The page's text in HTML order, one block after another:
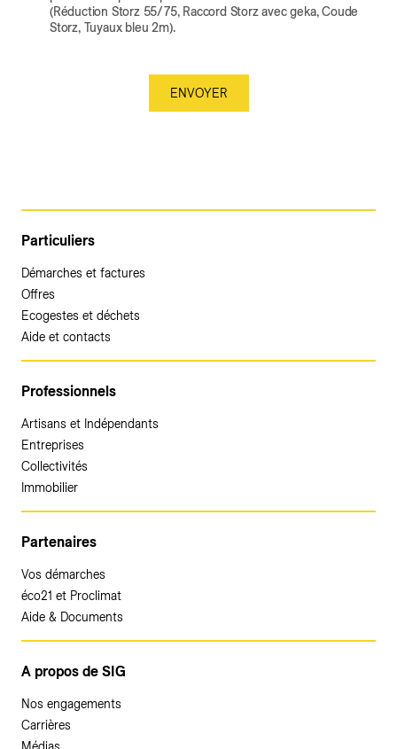
(Réduction Storz 55/75, Raccord Storz avec geka, Coude
Storz, Tuyaux bleu 2m).
Particuliers
Démarches et factures
Offres
Ecogestes et déchets
Aide et contacts
Professionnels
Artisans et Indépendants
Entreprises
Collectivités
Immobilier
Partenaires
Vos démarches
éco21 et Proclimat
Aide & Documents
A propos de SIG
Nos engagements
Carrières